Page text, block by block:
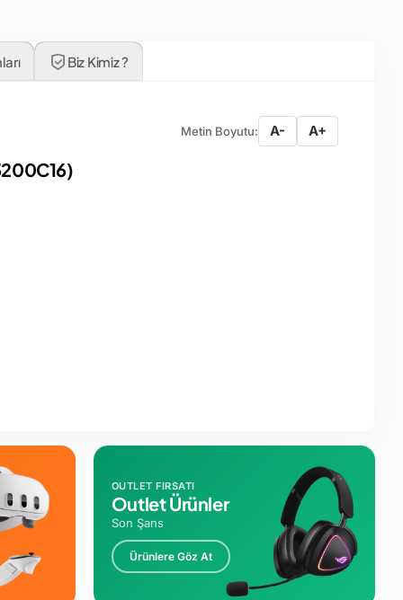
Biz Kimiz ?
Metin Boyutu: A- A+
OUTLET FIRSATI
Outlet Ürünler
Son Şans
Ürünlere Göz At